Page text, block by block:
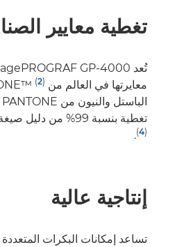
تغطية معايير
تُعد imagePROGRAF GP-4000 أول طابعة
معايرتها في العالم من PANTONE™‎
(2)
الباستل والنيون من PANTONE المغلف
تغطية بنسبة 99% من دليل صيغة PANTONE المغلف
(
4
)
.
إنتاجية عالية
تساعد إمكانات البكرات